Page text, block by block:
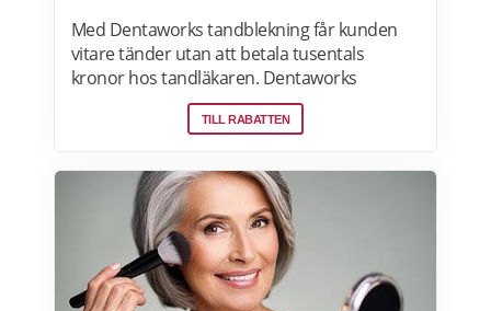
Med Dentaworks tandblekning får kunden
vitare tänder utan att betala tusentals
kronor hos tandläkaren. Dentaworks
erbjuder exklusiva produkter för vitare
tänder. Det är samma blekmetod som
peroxidfri och löser problem med ilningar
och sårigt tandkött som traditionella
blekmedel innehållande karbamidperoxid
och väteperoxid kan ge. Prenumerera på
Dentaworks nyhetsbrev och få 50 kr rabatt
(gäller beställningar över 300 kr).
TILL RABATTEN